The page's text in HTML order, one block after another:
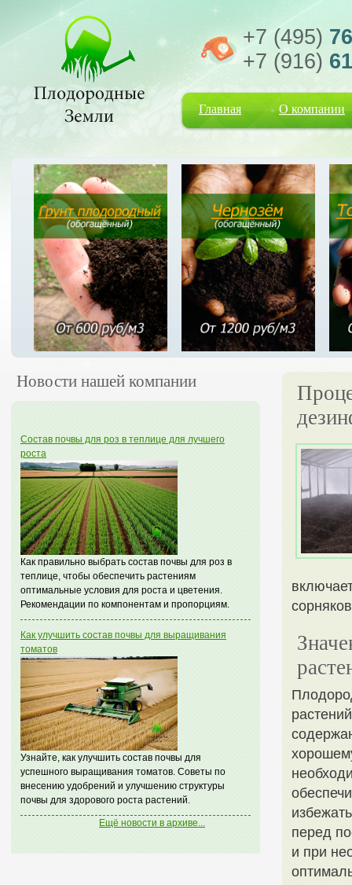
+7 (495)
+7 (916)
Главная О компании
Новости нашей компании
Состав почвы для роз в теплице для лучшего
роста
Как правильно выбрать состав почвы для роз в
теплице, чтобы обеспечить растениям
оптимальные условия для роста и цветения.
Рекомендации по компонентам и пропорциям.
Как улучшить состав почвы для выращивания
томатов
Узнайте, как улучшить состав почвы для
успешного выращивания томатов. Советы по
внесению удобрений и улучшению структуры
почвы для здорового роста растений.
Ещё новости в архиве...
перед
и при